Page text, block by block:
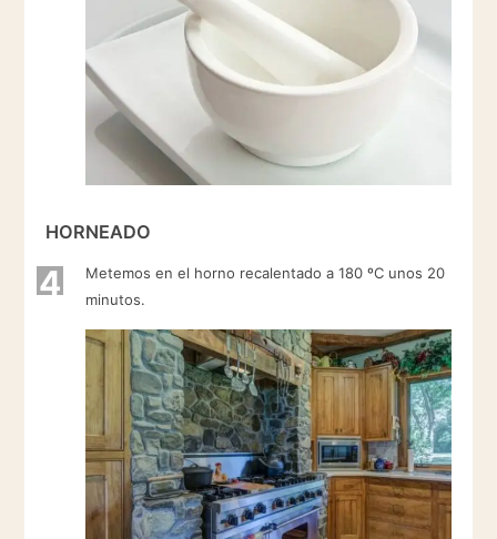
HORNEADO
4
Metemos en el horno recalentado a 180 ºC unos 20
minutos.